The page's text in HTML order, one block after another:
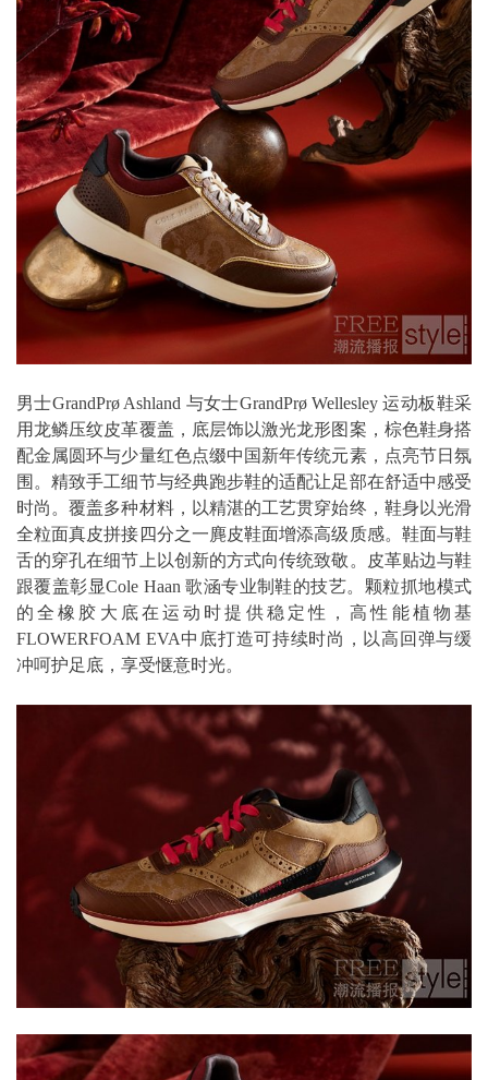
男士GrandPrø Ashland 与女士GrandPrø Wellesley 运动板鞋采
用龙鳞压纹皮革覆盖，底层饰以激光龙形图案，棕色鞋身搭
配金属圆环与少量红色点缀中国新年传统元素，点亮节日氛
围。精致手工细节与经典跑步鞋的适配让足部在舒适中感受
时尚。覆盖多种材料，以精湛的工艺贯穿始终，鞋身以光滑
全粒面真皮拼接四分之一麂皮鞋面增添高级质感。鞋面与鞋
舌的穿孔在细节上以创新的方式向传统致敬。皮革贴边与鞋
跟覆盖彰显Cole Haan 歌涵专业制鞋的技艺。颗粒抓地模式
的全橡胶大底在运动时提供稳定性，高性能植物基
FLOWERFOAM EVA中底打造可持续时尚，以高回弹与缓
冲呵护足底，享受惬意时光。